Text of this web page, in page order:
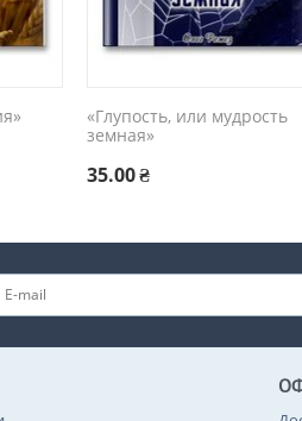
«Глупость, или мудрость
земная»
35.00₴